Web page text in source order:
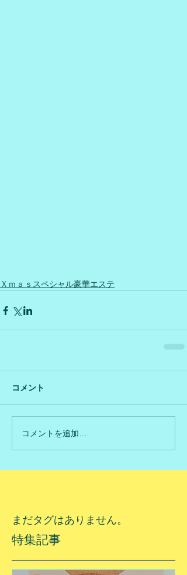
Ｘｍａｓスペシャル豪華エステ
コメント
コメントを追加…
まだタグはありません。
特集記事